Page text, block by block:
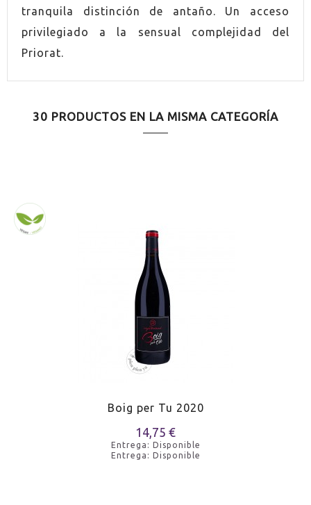
UVA Cariñena
ORIGEN Priorat
VINO Tinto
ENVEJECIMIENTO Envejecido en madera
16.0ºC
Quesos curados
Asados
Jamón ibérico de bellota
tranquila distinción de antaño. Un acceso
privilegiado a la sensual complejidad del
Priorat.
30 PRODUCTOS EN LA MISMA CATEGORÍA
Boig per Tu 2020
14,75 €
Entrega: Disponible
Entrega: Disponible